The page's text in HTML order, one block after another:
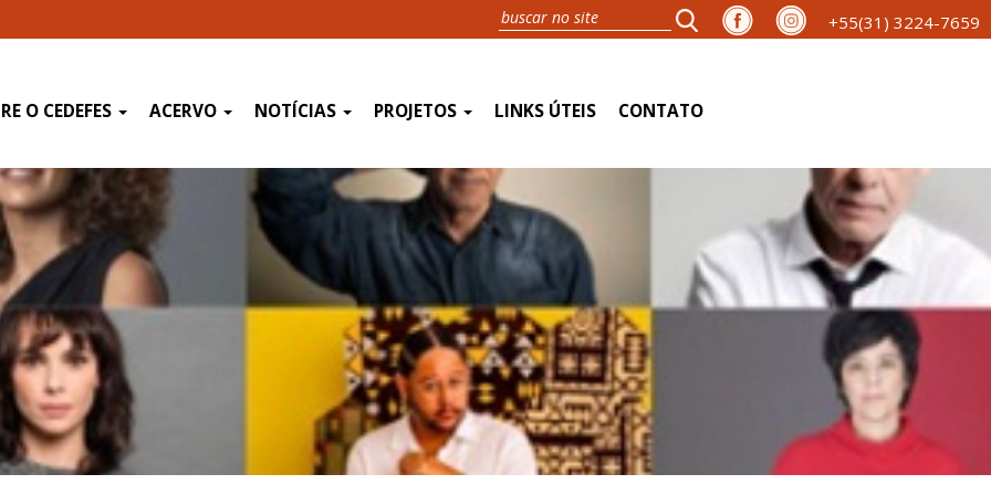
+55(31) 3224-7659
O CEDEFES ACERVO NOTÍCIAS PROJETOS LINKS ÚTEIS CONTATO